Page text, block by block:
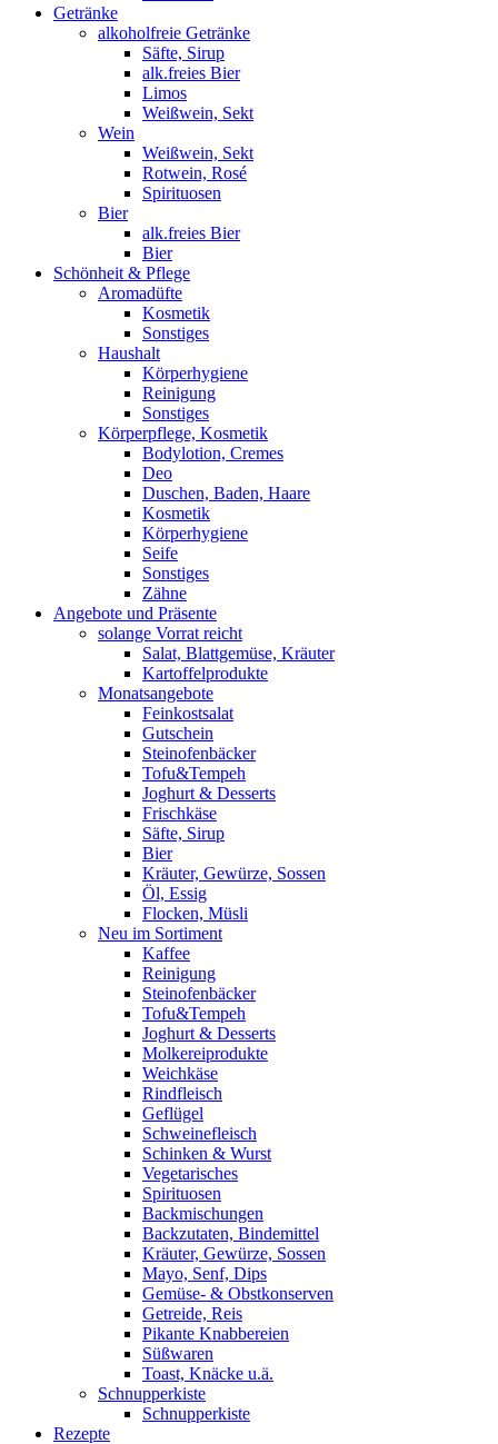
Getränke
alkoholfreie Getränke
Säfte, Sirup
alk.freies Bier
Limos
Weißwein, Sekt
Wein
Weißwein, Sekt
Rotwein, Rosé
Spirituosen
Bier
alk.freies Bier
Bier
Schönheit & Pflege
Aromadüfte
Kosmetik
Sonstiges
Haushalt
Körperhygiene
Reinigung
Sonstiges
Körperpflege, Kosmetik
Bodylotion, Cremes
Deo
Duschen, Baden, Haare
Kosmetik
Körperhygiene
Seife
Sonstiges
Zähne
Angebote und Präsente
solange Vorrat reicht
Salat, Blattgemüse, Kräuter
Kartoffelprodukte
Monatsangebote
Feinkostsalat
Gutschein
Steinofenbäcker
Tofu&Tempeh
Joghurt & Desserts
Frischkäse
Säfte, Sirup
Bier
Kräuter, Gewürze, Sossen
Öl, Essig
Flocken, Müsli
Neu im Sortiment
Kaffee
Reinigung
Steinofenbäcker
Tofu&Tempeh
Joghurt & Desserts
Molkereiprodukte
Weichkäse
Rindfleisch
Geflügel
Schweinefleisch
Schinken & Wurst
Vegetarisches
Spirituosen
Backmischungen
Backzutaten, Bindemittel
Kräuter, Gewürze, Sossen
Mayo, Senf, Dips
Gemüse- & Obstkonserven
Getreide, Reis
Pikante Knabbereien
Süßwaren
Toast, Knäcke u.ä.
Schnupperkiste
Schnupperkiste
Rezepte